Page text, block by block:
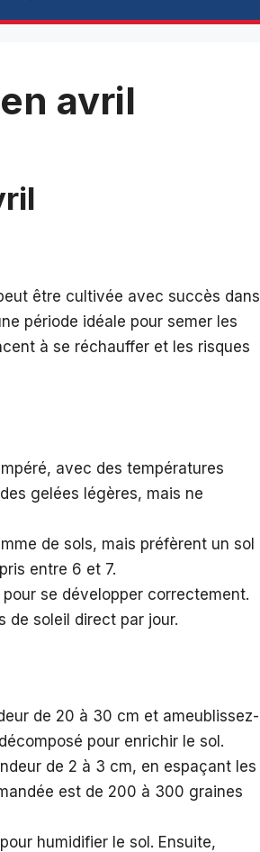
avril
être cultivée avec succès dans
période idéale pour semer les
à se réchauffer et les risques
avec des températures
gelées légères, mais ne
de sols, mais préfèrent un sol
entre 6 et 7.
se développer correctement.
de soleil direct par jour.
de 20 à 30 cm et ameublissez-
pour enrichir le sol.
de 2 à 3 cm, en espaçant les
est de 200 à 300 graines
humidifier le sol. Ensuite,